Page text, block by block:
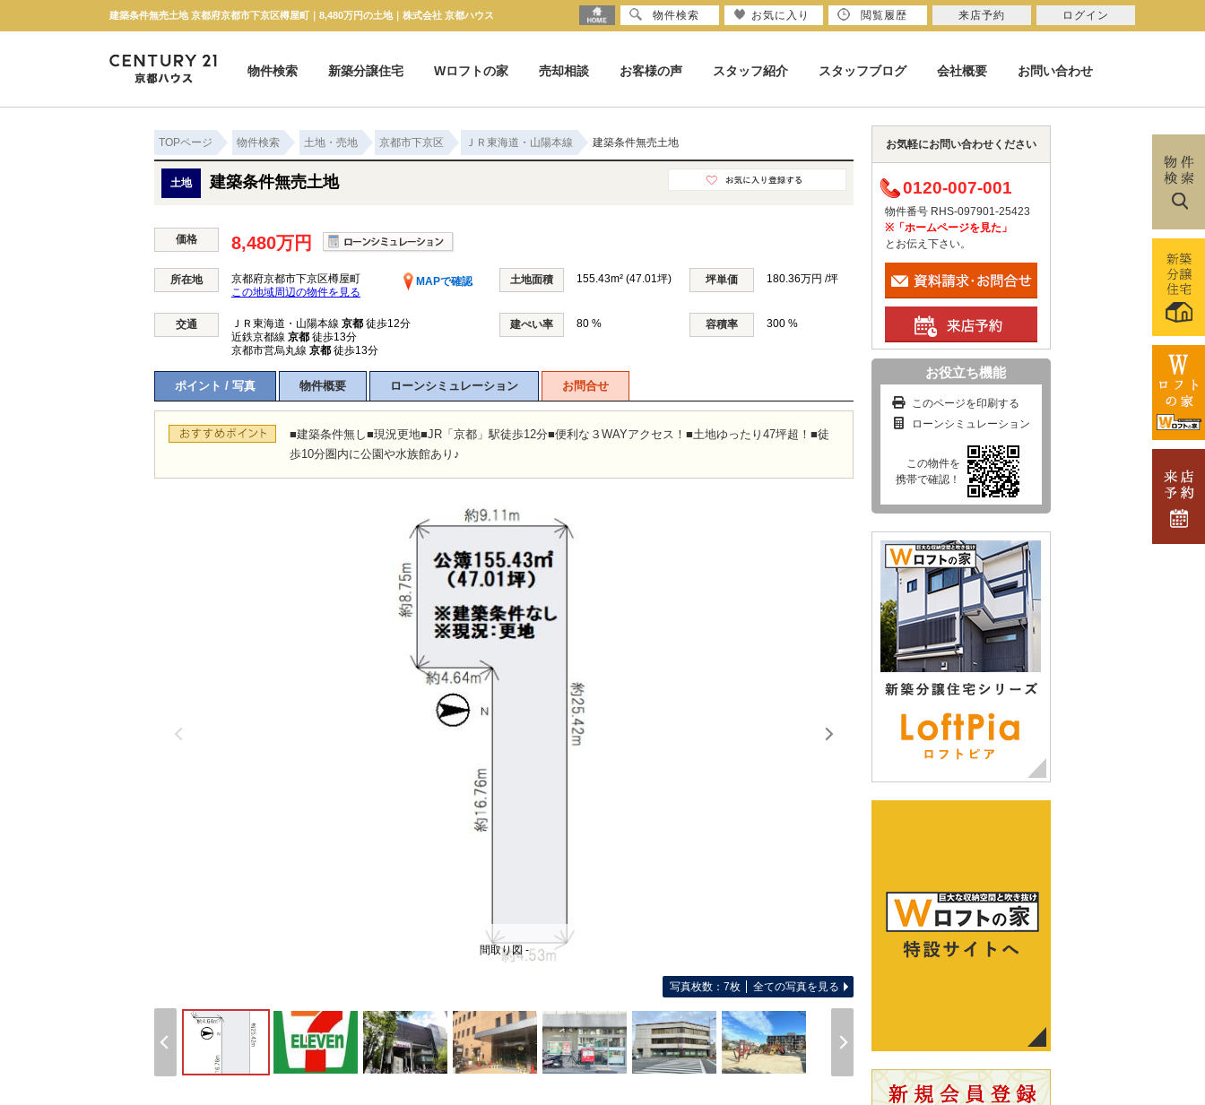
建築条件無売土地 京都府京都市下京区樽屋町｜8,480万円の土地｜株式会社 京都ハウス
物件検索
新築分譲住宅 Wロフトの家 売却相談 お客様の声 スタッフ紹介 スタッフブログ 会社概要 お問い合わせ
TOPページ 物件検索 土地・売地 京都市下京区 ＪＲ東海道・山陽本線 建築条件無売土地
土地 建築条件無売土地
価格 8,480万円
所在地 京都府京都市下京区樽屋町
MAPで確認
この地域周辺の物件を見る
土地面積 155.43m² (47.01坪) 坪単価 180.36万円 /坪
交通 ＪＲ東海道・山陽本線 京都 徒歩12分
近鉄京都線 京都 徒歩13分
京都市営烏丸線 京都 徒歩13分
建ぺい率 80 % 容積率 300 %
ポイント / 写真 物件概要 ローンシミュレーション お問合せ
■建築条件無し■現況更地■JR「京都」駅徒歩12分■便利な３WAYアクセス！■土地ゆったり47坪超！■徒
歩10分圏内に公園や水族館あり♪
間取り図 -
写真枚数：7枚 全ての写真を見る
お気軽にお問い合わせください
0120-007-001
物件番号 RHS-097901-25423
※「ホームページを見た」
とお伝え下さい。
お役立ち機能
このページを印刷する
ローンシミュレーション
この物件を
携帯で確認！
物件検索 お気に入り 閲覧履歴 来店予約 ログイン